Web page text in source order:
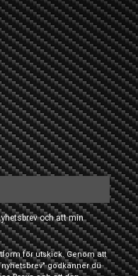
och att min
för utskick. Genom att
godkänner du